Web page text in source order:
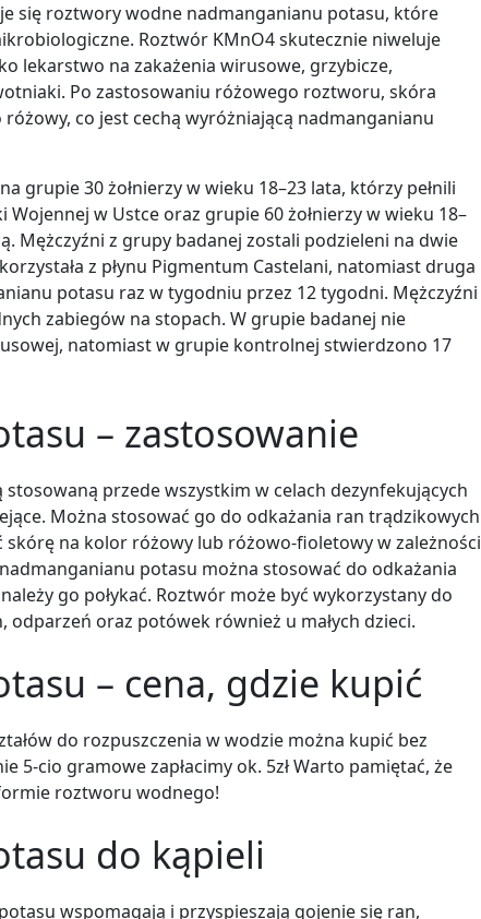
się roztwory wodne nadmanganianu potasu, które
Roztwór KMnO4 skutecznie niweluje
lekarstwo na zakażenia wirusowe, grzybicze,
Po zastosowaniu różowego roztworu, skóra
co jest cechą wyróżniającą nadmanganianu
grupie 30 żołnierzy w wieku 18–23 lata, którzy pełnili
w Ustce oraz grupie 60 żołnierzy w wieku 18–
Mężczyźni z grupy badanej zostali podzieleni na dwie
z płynu Pigmentum Castelani, natomiast druga
potasu raz w tygodniu przez 12 tygodni. Mężczyźni
zabiegów na stopach. W grupie badanej nie
natomiast w grupie kontrolnej stwierdzono 17
– zastosowanie
przede wszystkim w celach dezynfekujących
Można stosować go do odkażania ran trądzikowych
na kolor różowy lub różowo-fioletowy w zależności
potasu można stosować do odkażania
go połykać. Roztwór może być wykorzystany do
oraz potówek również u małych dzieci.
– cena, gdzie kupić
do rozpuszczenia w wodzie można kupić bez
5-cio gramowe zapłacimy ok. 5zł Warto pamiętać, że
roztworu wodnego!
do kąpieli
wspomagają i przyspieszają gojenie się ran,